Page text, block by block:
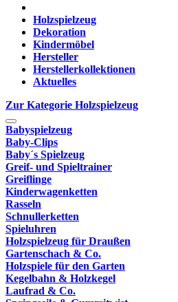
Holzspielzeug
Dekoration
Kindermöbel
Hersteller
Herstellerkollektionen
Aktuelles
Zur Kategorie Holzspielzeug
Babyspielzeug
Baby-Clips
Baby´s Spielzeug
Greif- und Spieltrainer
Greiflinge
Kinderwagenketten
Rasseln
Schnullerketten
Spieluhren
Holzspielzeug für Draußen
Gartenschach & Co.
Holzspiele für den Garten
Kegelbahn & Holzkegel
Laufrad & Co.